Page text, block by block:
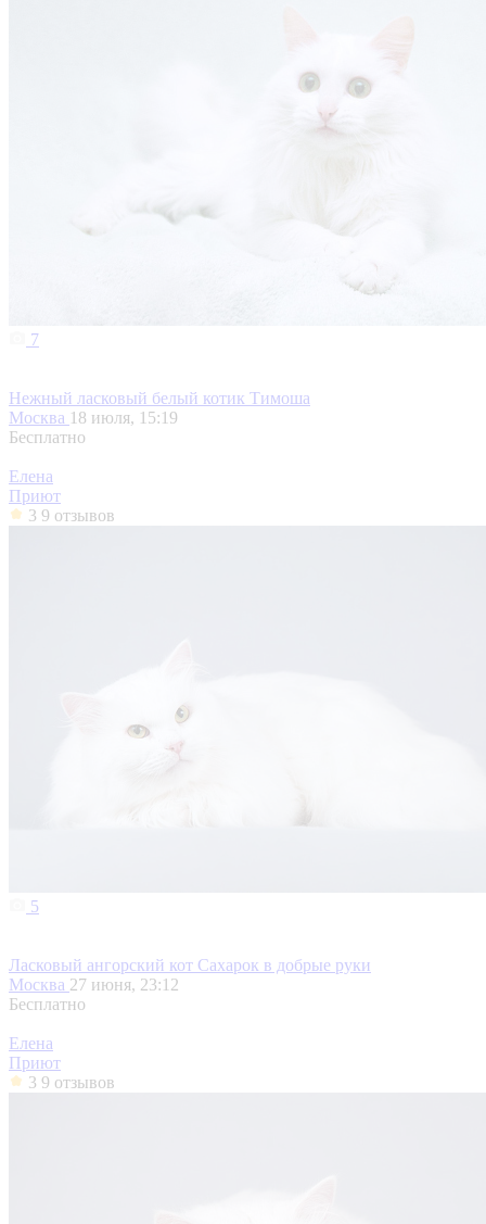
7
Нежный ласковый белый котик Тимоша
Москва 18 июля, 15:19
Бесплатно
Елена
Приют
3 9 отзывов
5
Ласковый ангорский кот Сахарок в добрые руки
Москва 27 июня, 23:12
Бесплатно
Елена
Приют
3 9 отзывов